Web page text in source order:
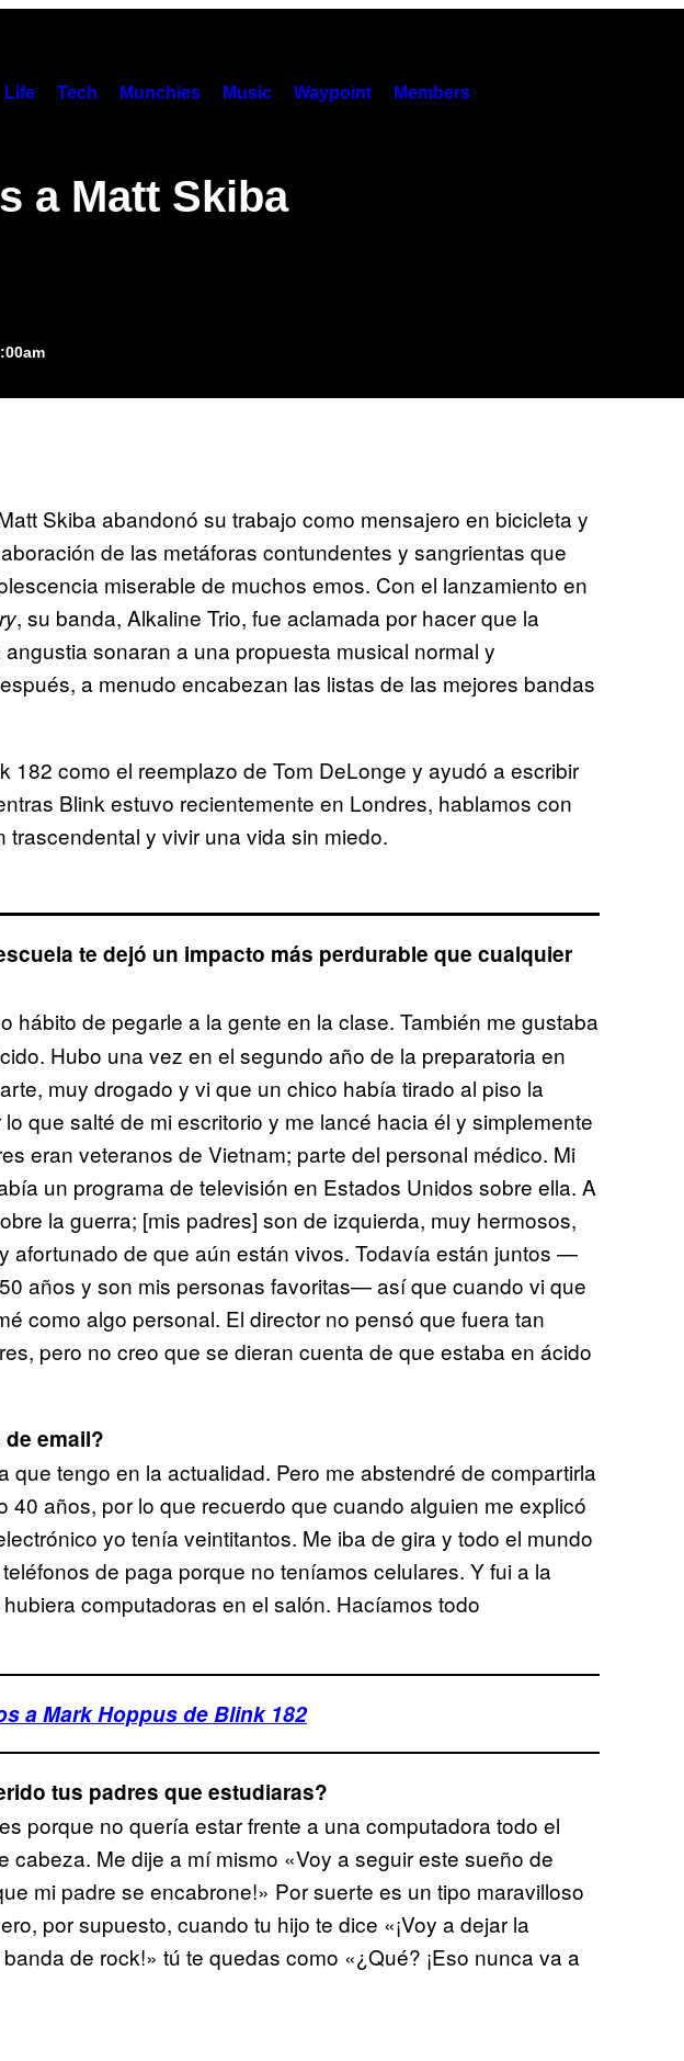
Life Tech Munchies Music Waypoint Members
a Matt Skiba
Skiba abandonó su trabajo como mensajero en bicicleta y
de las metáforas contundentes y sangrientas que
miserable de muchos emos. Con el lanzamiento en
, su banda, Alkaline Trio, fue aclamada por hacer que la
sonaran a una propuesta musical normal y
a menudo encabezan las listas de las mejores bandas
182 como el reemplazo de Tom DeLonge y ayudó a escribir
Blink estuvo recientemente en Londres, hablamos con
y vivir una vida sin miedo.
te dejó un impacto más perdurable que cualquier
hábito de pegarle a la gente en la clase. También me gustaba
Hubo una vez en el segundo año de la preparatoria en
muy drogado y vi que un chico había tirado al piso la
que salté de mi escritorio y me lancé hacia él y simplemente
eran veteranos de Vietnam; parte del personal médico. Mi
un programa de televisión en Estados Unidos sobre ella. A
la guerra; [mis padres] son de izquierda, muy hermosos,
afortunado de que aún están vivos. Todavía están juntos —
años y son mis personas favoritas— así que cuando vi que
como algo personal. El director no pensó que fuera tan
pero no creo que se dieran cuenta de que estaba en ácido
email?
que tengo en la actualidad. Pero me abstendré de compartirla
40 años, por lo que recuerdo que cuando alguien me explicó
yo tenía veintitantos. Me iba de gira y todo el mundo
de paga porque no teníamos celulares. Y fui a la
computadoras en el salón. Hacíamos todo
a Mark Hoppus de Blink 182
tus padres que estudiaras?
porque no quería estar frente a una computadora todo el
cabeza. Me dije a mí mismo «Voy a seguir este sueño de
mi padre se encabrone!» Por suerte es un tipo maravilloso
por supuesto, cuando tu hijo te dice «¡Voy a dejar la
de rock!» tú te quedas como «¿Qué? ¡Eso nunca va a